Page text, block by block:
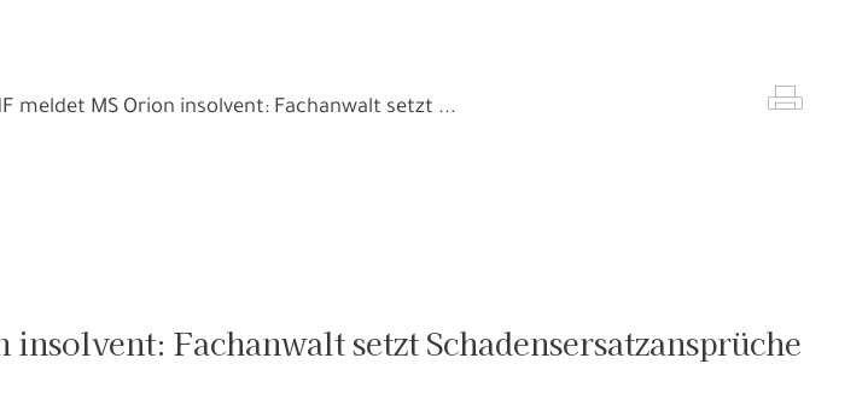
meldet MS Orion insolvent: Fachanwalt setzt ...
insolvent: Fachanwalt setzt Schadensersatzansprüche